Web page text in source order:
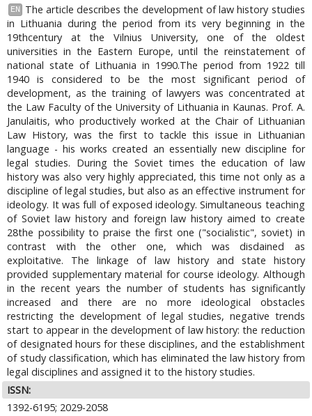
EN
The article describes the development of law history studies
in Lithuania during the period from its very beginning in the
19thcentury at the Vilnius University, one of the oldest
universities in the Eastern Europe, until the reinstatement of
national state of Lithuania in 1990.The period from 1922 till
1940 is considered to be the most significant period of
development, as the training of lawyers was concentrated at
the Law Faculty of the University of Lithuania in Kaunas. Prof. A.
Janulaitis, who productively worked at the Chair of Lithuanian
Law History, was the first to tackle this issue in Lithuanian
language - his works created an essentially new discipline for
legal studies. During the Soviet times the education of law
history was also very highly appreciated, this time not only as a
discipline of legal studies, but also as an effective instrument for
ideology. It was full of exposed ideology. Simultaneous teaching
of Soviet law history and foreign law history aimed to create
28the possibility to praise the first one ("socialistic", soviet) in
contrast with the other one, which was disdained as
exploitative. The linkage of law history and state history
provided supplementary material for course ideology. Although
in the recent years the number of students has significantly
increased and there are no more ideological obstacles
restricting the development of legal studies, negative trends
start to appear in the development of law history: the reduction
of designated hours for these disciplines, and the establishment
of study classification, which has eliminated the law history from
legal disciplines and assigned it to the history studies.
ISSN:
1392-6195; 2029-2058